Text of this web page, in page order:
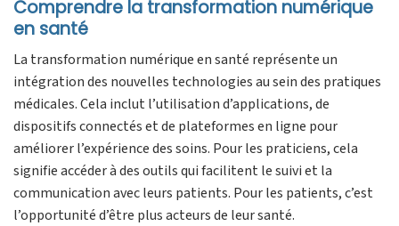
Comprendre la transformation numérique
en santé
La transformation numérique en santé représente un
intégration des nouvelles technologies au sein des pratiques
médicales. Cela inclut l’utilisation d’applications, de
dispositifs connectés et de plateformes en ligne pour
améliorer l’expérience des soins. Pour les praticiens, cela
signifie accéder à des outils qui facilitent le suivi et la
communication avec leurs patients. Pour les patients, c’est
l’opportunité d’être plus acteurs de leur santé.